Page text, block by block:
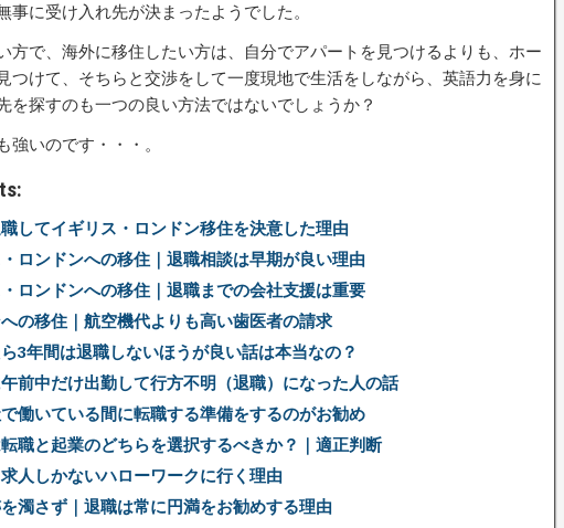
事に受け入れ先が決まったようでした。
方で、海外に移住したい方は、自分でアパートを見つけるよりも、ホー
つけて、そちらと交渉をして一度現地で生活をしながら、英語力を身に
を探すのも一つの良い方法ではないでしょうか？
強いのです・・・。
してイギリス・ロンドン移住を決意した理由
ロンドンへの移住｜退職相談は早期が良い理由
ロンドンへの移住｜退職までの会社支援は重要
の移住｜航空機代よりも高い歯医者の請求
3年間は退職しないほうが良い話は本当なの？
前中だけ出勤して行方不明（退職）になった人の話
働いている間に転職する準備をするのがお勧め
職と起業のどちらを選択するべきか？｜適正判断
人しかないハローワークに行く理由
濁さず｜退職は常に円満をお勧めする理由